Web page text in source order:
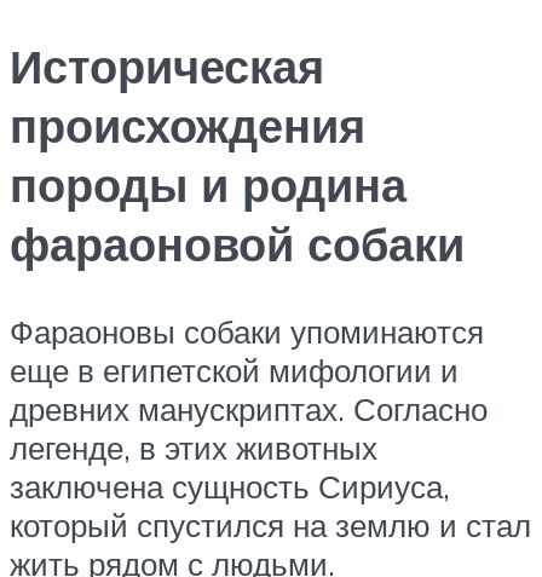
Историческая
происхождения
породы и родина
фараоновой собаки
Фараоновы собаки упоминаются
еще в египетской мифологии и
древних манускриптах. Согласно
легенде, в этих животных
заключена сущность Сириуса,
который спустился на землю и стал
жить рядом с людьми.